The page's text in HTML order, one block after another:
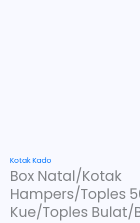
Kotak Kado
Box Natal/Kotak
Hampers/Toples
Kue/Toples Bulat/